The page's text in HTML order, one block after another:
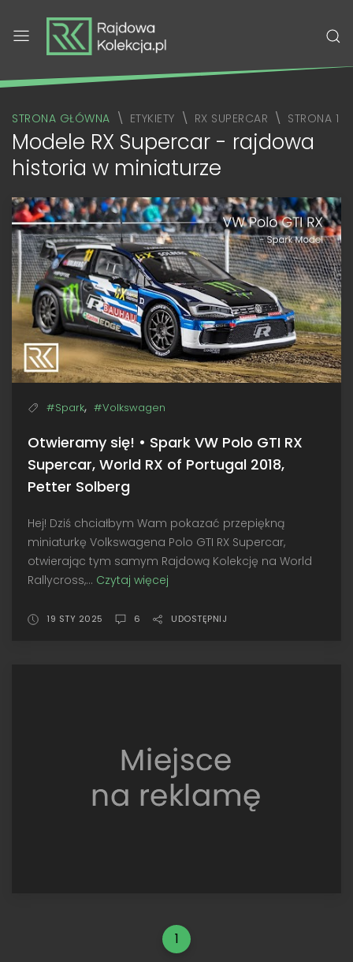
STRONA GŁÓWNA ETYKIETY RX SUPERCAR STRONA 1
Modele RX Supercar - rajdowa
historia w miniaturze
#Spark, #Volkswagen
Otwieramy się! • Spark VW Polo GTI RX
Supercar, World RX of Portugal 2018,
Petter Solberg
Hej! Dziś chciałbym Wam pokazać przepiękną
miniaturkę Volkswagena Polo GTI RX Supercar,
otwierając tym samym Rajdową Kolekcję na World
Rallycross,... Czytaj więcej
•
World
RX
of
Portugal
19 STY 2025 6 UDOSTĘPNIJ
1